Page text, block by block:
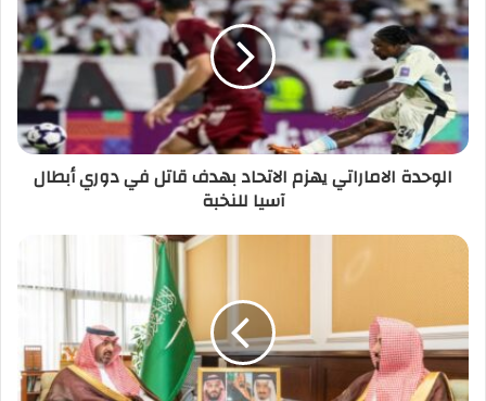
الوحدة الاماراتي يهزم الاتحاد بهدف قاتل في دوري أبطال
آسيا للنخبة